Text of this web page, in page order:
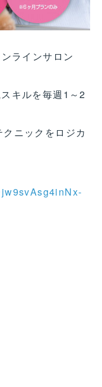
ラインサロン
キルを毎週1～2
ニックをロジカ